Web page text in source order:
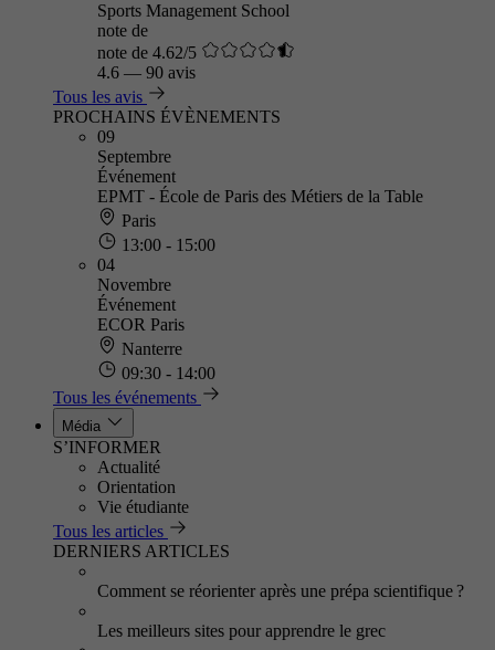
Sports Management School
note de
note de 4.62/5
4.6 — 90 avis
Tous les avis
PROCHAINS ÉVÈNEMENTS
09
Septembre
Événement
EPMT - École de Paris des Métiers de la Table
Paris
13:00 - 15:00
04
Novembre
Événement
ECOR Paris
Nanterre
09:30 - 14:00
Tous les événements
Média
S’INFORMER
Actualité
Orientation
Vie étudiante
Tous les articles
DERNIERS ARTICLES
Comment se réorienter après une prépa scientifique ?
Les meilleurs sites pour apprendre le grec